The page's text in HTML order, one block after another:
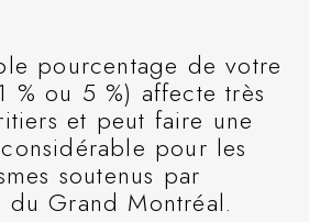
pourcentage de votre
% ou 5 %) affecte très
et peut faire une
pour les
soutenus par
du Grand Montréal.